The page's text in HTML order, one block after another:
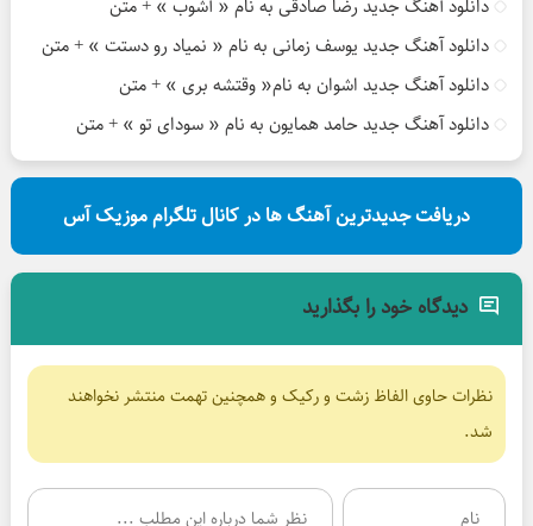
دانلود آهنگ جدید رضا صادقی به نام « آشوب » + متن
دانلود آهنگ جدید یوسف زمانی به نام « نمیاد رو دستت » + متن
دانلود آهنگ جدید اشوان به نام« وقتشه بری » + متن
دانلود آهنگ جدید حامد همایون به نام « سودای تو » + متن
دریافت جدیدترین آهنگ ها در کانال تلگرام موزیک آس
دیدگاه خود را بگذارید
نظرات حاوی الفاظ زشت و رکیک و همچنین تهمت منتشر نخواهند
شد.